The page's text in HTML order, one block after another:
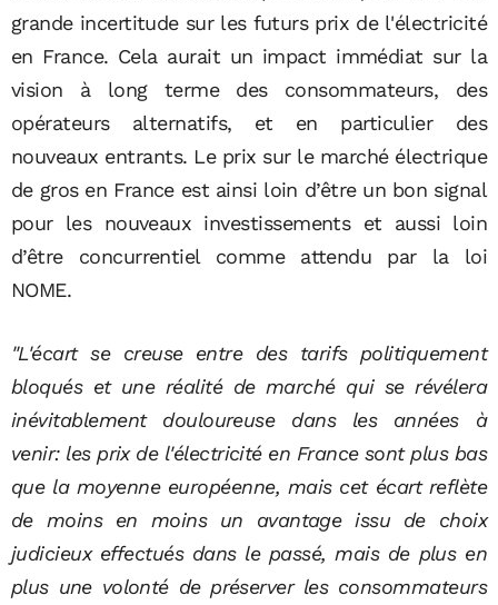
grande incertitude sur les futurs prix de l'électricité
en France. Cela aurait un impact immédiat sur la
vision à long terme des consommateurs, des
opérateurs alternatifs, et en particulier des
nouveaux entrants. Le prix sur le marché électrique
de gros en France est ainsi loin d’être un bon signal
pour les nouveaux investissements et aussi loin
d’être concurrentiel comme attendu par la loi
NOME.
"L'écart se creuse entre des tarifs politiquement
bloqués et une réalité de marché qui se révélera
inévitablement douloureuse dans les années à
venir: les prix de l'électricité en France sont plus bas
que la moyenne européenne, mais cet écart reflète
de moins en moins un avantage issu de choix
judicieux effectués dans le passé, mais de plus en
plus une volonté de préserver les consommateurs